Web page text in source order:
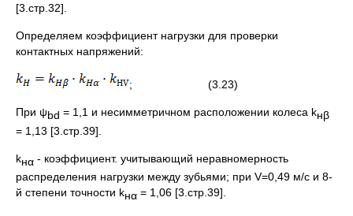
[3.стр.32].
Определяем коэффициент нагрузки для проверки
контактных напряжений:
; (3.23)
При ψbd = 1,1 и несимметричном расположении колеса kнβ
= 1,13 [3.стр.39].
kнα - коэффициент. учитывающий неравномерность
распределения нагрузки между зубьями; при V=0,49 м/с и 8-
й степени точности kнα = 1,06 [3.стр.39].